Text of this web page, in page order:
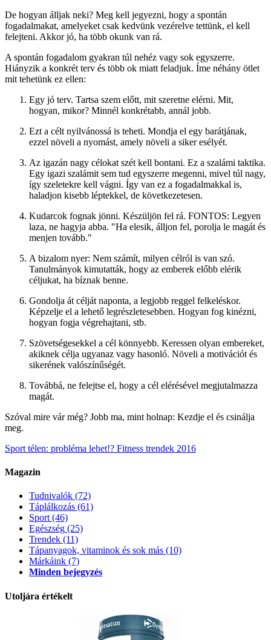
De hogyan álljak neki? Meg kell jegyezni, hogy a spontán
fogadalmakat, amelyeket csak kedvünk vezérelve tettünk, el kell
felejteni. Akkor jó, ha több okunk van rá.
A spontán fogadalom gyakran túl nehéz vagy sok egyszerre.
Hiányzik a konkrét terv és több ok miatt feladjuk. Íme néhány ötlet
mit tehetünk ez ellen:
Egy jó terv. Tartsa szem előtt, mit szeretne elérni. Mit,
hogyan, mikor? Minnél konkrétabb, annál jobb.
Ezt a célt nyilvánossá is teheti. Mondja el egy barátjának,
ezzel növeli a nyomást, amely növeli a siker esélyét.
Az igazán nagy célokat szét kell bontani. Ez a szalámi taktika.
Egy igazi szalámit sem tud egyszerre megenni, mivel túl nagy,
így szeletekre kell vágni. Így van ez a fogadalmakkal is,
haladjon kisebb léptekkel, de következetesen.
Kudarcok fognak jönni. Készüljön fel rá. FONTOS: Legyen
laza, ne hagyja abba. "Ha elesik, álljon fel, porolja le magát és
menjen tovább."
A bizalom nyer: Nem számít, milyen célról is van szó.
Tanulmányok kimutatták, hogy az emberek előbb elérik
céljukat, ha bíznak benne.
Gondolja át célját naponta, a legjobb reggel felkeléskor.
Képzelje el a lehető legrészletesebben. Hogyan fog kinézni,
hogyan fogja végrehajtani, stb.
Szövetségesekkel a cél könnyebb. Keressen olyan embereket,
akiknek célja ugyanaz vagy hasonló. Növeli a motivációt és
sikerének valószínűségét.
Továbbá, ne felejtse el, hogy a cél elérésével megjutalmazza
magát.
Szóval mire vár még? Jobb ma, mint holnap: Kezdje el és csinálja
meg.
Sport télen: probléma lehet!? Fitness trendek 2016
Magazin
Tudnivalók (72)
Táplálkozás (61)
Sport(46)
Egészség (25)
Trendek (11)
Tápanyagok, vitaminok és sok más (10)
Márkáink (7)
Minden bejegyzés
Utoljára értékelt